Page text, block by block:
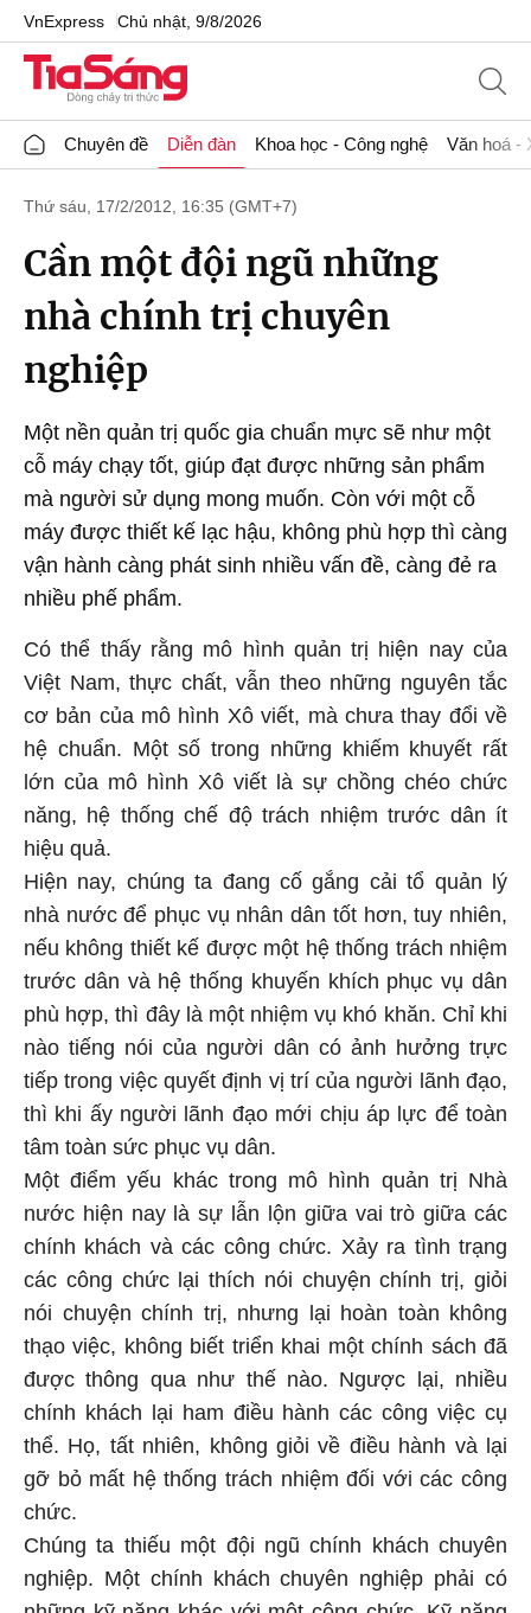
VnExpress Chủ nhật, 9/8/2026
Chuyên đề Diễn đàn Khoa học - Công nghệ Văn hoá -
Thứ sáu, 17/2/2012, 16:35 (GMT+7)
Cần một đội ngũ những
nhà chính trị chuyên
nghiệp
Một nền quản trị quốc gia chuẩn mực sẽ như một
cỗ máy chạy tốt, giúp đạt được những sản phẩm
mà người sử dụng mong muốn. Còn với một cỗ
máy được thiết kế lạc hậu, không phù hợp thì càng
vận hành càng phát sinh nhiều vấn đề, càng đẻ ra
nhiều phế phẩm.
Có thể thấy rằng mô hình quản trị hiện nay của
Việt Nam, thực chất, vẫn theo những nguyên tắc
cơ bản của mô hình Xô viết, mà chưa thay đổi về
hệ chuẩn. Một số trong những khiếm khuyết rất
lớn của mô hình Xô viết là sự chồng chéo chức
năng, hệ thống chế độ trách nhiệm trước dân ít
hiệu quả.
Hiện nay, chúng ta đang cố gắng cải tổ quản lý
nhà nước để phục vụ nhân dân tốt hơn, tuy nhiên,
nếu không thiết kế được một hệ thống trách nhiệm
trước dân và hệ thống khuyến khích phục vụ dân
phù hợp, thì đây là một nhiệm vụ khó khăn. Chỉ khi
nào tiếng nói của người dân có ảnh hưởng trực
tiếp trong việc quyết định vị trí của người lãnh đạo,
thì khi ấy người lãnh đạo mới chịu áp lực để toàn
tâm toàn sức phục vụ dân.
Một điểm yếu khác trong mô hình quản trị Nhà
nước hiện nay là sự lẫn lộn giữa vai trò giữa các
chính khách và các công chức. Xảy ra tình trạng
các công chức lại thích nói chuyện chính trị, giỏi
nói chuyện chính trị, nhưng lại hoàn toàn không
thạo việc, không biết triển khai một chính sách đã
được thông qua như thế nào. Ngược lại, nhiều
chính khách lại ham điều hành các công việc cụ
thể. Họ, tất nhiên, không giỏi về điều hành và lại
gỡ bỏ mất hệ thống trách nhiệm đối với các công
chức.
Chúng ta thiếu một đội ngũ chính khách chuyên
nghiệp. Một chính khách chuyên nghiệp phải có